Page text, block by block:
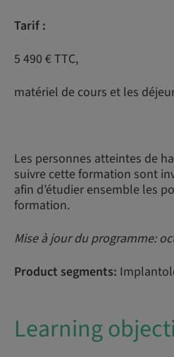
Tarif :
5 490 € TTC,
matériel de cours et les
Les personnes atteintes de
suivre cette formation sont
afin d’étudier ensemble les
formation.
Mise à jour du programme:
Product segments:
Learning